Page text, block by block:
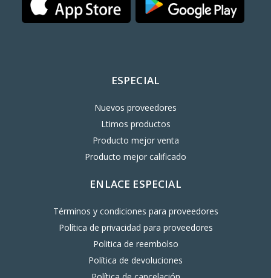
ESPECIAL
Nuevos proveedores
Ltimos productos
Producto mejor venta
Producto mejor calificado
ENLACE ESPECIAL
Términos y condiciones para proveedores
Política de privacidad para proveedores
Politica de reembolso
Política de devoluciones